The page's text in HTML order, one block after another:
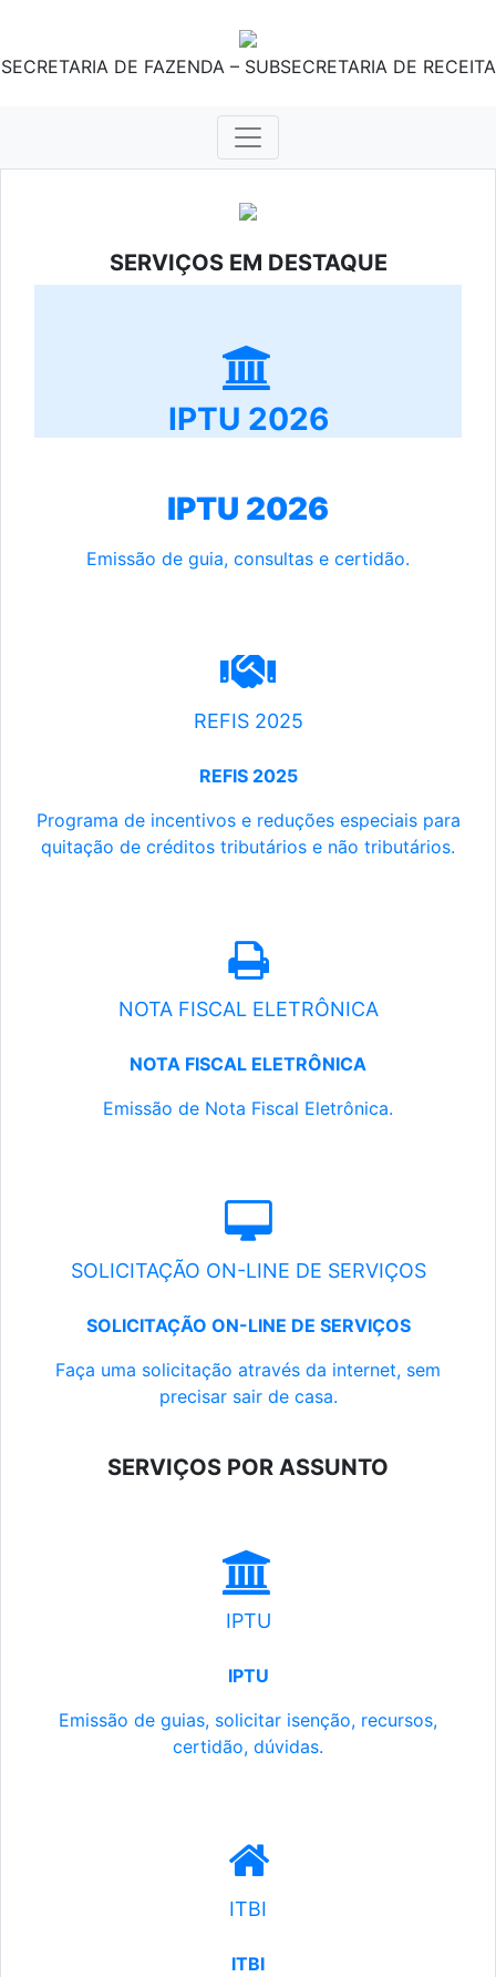
SECRETARIA DE FAZENDA – SUBSECRETARIA DE RECEITA
SERVIÇOS EM DESTAQUE
IPTU 2026
IPTU 2026
Emissão de guia, consultas e certidão.
REFIS 2025
REFIS 2025
Programa de incentivos e reduções especiais para
quitação de créditos tributários e não tributários.
NOTA FISCAL ELETRÔNICA
NOTA FISCAL ELETRÔNICA
Emissão de Nota Fiscal Eletrônica.
SOLICITAÇÃO ON-LINE DE SERVIÇOS
SOLICITAÇÃO ON-LINE DE SERVIÇOS
Faça uma solicitação através da internet, sem
precisar sair de casa.
SERVIÇOS POR ASSUNTO
IPTU
IPTU
Emissão de guias, solicitar isenção, recursos,
certidão, dúvidas.
ITBI
ITBI